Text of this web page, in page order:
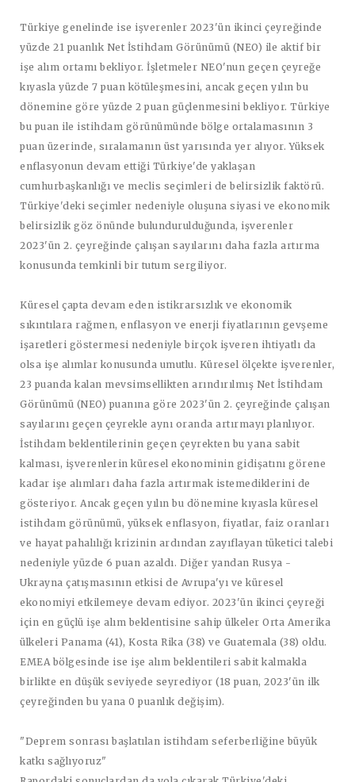
Türkiye genelinde ise işverenler 2023'ün ikinci çeyreğinde
yüzde 21 puanlık Net İstihdam Görünümü (NEO) ile aktif bir
işe alım ortamı bekliyor. İşletmeler NEO'nun geçen çeyreğe
kıyasla yüzde 7 puan kötüleşmesini, ancak geçen yılın bu
dönemine göre yüzde 2 puan güçlenmesini bekliyor. Türkiye
bu puan ile istihdam görünümünde bölge ortalamasının 3
puan üzerinde, sıralamanın üst yarısında yer alıyor. Yüksek
enflasyonun devam ettiği Türkiye'de yaklaşan
cumhurbaşkanlığı ve meclis seçimleri de belirsizlik faktörü.
Türkiye'deki seçimler nedeniyle oluşuna siyasi ve ekonomik
belirsizlik göz önünde bulundurulduğunda, işverenler
2023'ün 2. çeyreğinde çalışan sayılarını daha fazla artırma
konusunda temkinli bir tutum sergiliyor.
Küresel çapta devam eden istikrarsızlık ve ekonomik
sıkıntılara rağmen, enflasyon ve enerji fiyatlarının gevşeme
işaretleri göstermesi nedeniyle birçok işveren ihtiyatlı da
olsa işe alımlar konusunda umutlu. Küresel ölçekte işverenler,
23 puanda kalan mevsimsellikten arındırılmış Net İstihdam
Görünümü (NEO) puanına göre 2023'ün 2. çeyreğinde çalışan
sayılarını geçen çeyrekle aynı oranda artırmayı planlıyor.
İstihdam beklentilerinin geçen çeyrekten bu yana sabit
kalması, işverenlerin küresel ekonominin gidişatını görene
kadar işe alımları daha fazla artırmak istemediklerini de
gösteriyor. Ancak geçen yılın bu dönemine kıyasla küresel
istihdam görünümü, yüksek enflasyon, fiyatlar, faiz oranları
ve hayat pahalılığı krizinin ardından zayıflayan tüketici talebi
nedeniyle yüzde 6 puan azaldı. Diğer yandan Rusya -
Ukrayna çatışmasının etkisi de Avrupa'yı ve küresel
ekonomiyi etkilemeye devam ediyor. 2023'ün ikinci çeyreği
için en güçlü işe alım beklentisine sahip ülkeler Orta Amerika
ülkeleri Panama (41), Kosta Rika (38) ve Guatemala (38) oldu.
EMEA bölgesinde ise işe alım beklentileri sabit kalmakla
birlikte en düşük seviyede seyrediyor (18 puan, 2023'ün ilk
çeyreğinden bu yana 0 puanlık değişim).
"Deprem sonrası başlatılan istihdam seferberliğine büyük
katkı sağlıyoruz"